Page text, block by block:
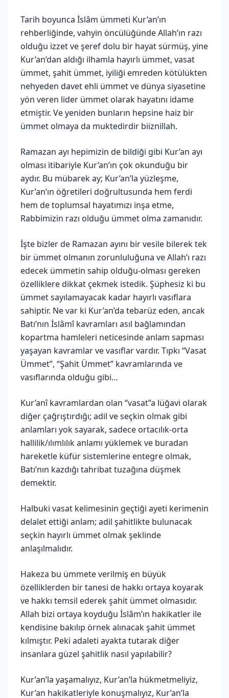
Tarih boyunca İslâm ümmeti Kur’an’ın
rehberliğinde, vahyin öncülüğünde Allah’ın razı
olduğu izzet ve şeref dolu bir hayat sürmüş, yine
Kur’an’dan aldığı ilhamla hayırlı ümmet, vasat
ümmet, şahit ümmet, iyiliği emreden kötülükten
nehyeden davet ehli ümmet ve dünya siyasetine
yön veren lider ümmet olarak hayatını idame
etmiştir. Ve yeniden bunların hepsine haiz bir
ümmet olmaya da muktedirdir biiznillah.
Ramazan ayı hepimizin de bildiği gibi Kur’an ayı
olması itibariyle Kur’an’ın çok okunduğu bir
aydır. Bu mübarek ay; Kur’an’la yüzleşme,
Kur’an’ın öğretileri doğrultusunda hem ferdi
hem de toplumsal hayatımızı inşa etme,
Rabbimizin razı olduğu ümmet olma zamanıdır.
İşte bizler de Ramazan ayını bir vesile bilerek tek
bir ümmet olmanın zorunluluğuna ve Allah’ı razı
edecek ümmetin sahip olduğu-olması gereken
özelliklere dikkat çekmek istedik. Şüphesiz ki bu
ümmet sayılamayacak kadar hayırlı vasıflara
sahiptir. Ne var ki Kur’an’da tebarüz eden, ancak
Batı’nın İslâmî kavramları asıl bağlamından
kopartma hamleleri neticesinde anlam sapması
yaşayan kavramlar ve vasıflar vardır. Tıpkı “Vasat
Ümmet”, “Şahit Ümmet” kavramlarında ve
vasıflarında olduğu gibi…
Kur’anî kavramlardan olan “vasat”a lüğavi olarak
diğer çağrıştırdığı; adil ve seçkin olmak gibi
anlamları yok sayarak, sadece ortacılık-orta
hallilik/ılımlılık anlamı yüklemek ve buradan
hareketle küfür sistemlerine entegre olmak,
Batı’nın kazdığı tahribat tuzağına düşmek
demektir.
Halbuki vasat kelimesinin geçtiği ayeti kerimenin
delalet ettiği anlam; adil şahitlikte bulunacak
seçkin hayırlı ümmet olmak şeklinde
anlaşılmalıdır.
Hakeza bu ümmete verilmiş en büyük
özelliklerden bir tanesi de hakkı ortaya koyarak
ve hakkı temsil ederek şahit ümmet olmasıdır.
Allah bizi ortaya koyduğu İslâm’ın hakikatler ile
kendisine bakılıp örnek alınacak şahit ümmet
kılmıştır. Peki adaleti ayakta tutarak diğer
insanlara güzel şahitlik nasıl yapılabilir?
Kur’an’la yaşamalıyız, Kur’an’la hükmetmeliyiz,
Kur’an hakikatleriyle konuşmalıyız, Kur’an’la